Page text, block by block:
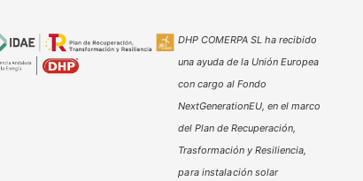
DHP COMERPA SL ha recibido
una ayuda de la Unión Europea
con cargo al Fondo
NextGenerationEU, en el marco
del Plan de Recuperación,
Trasformación y Resiliencia,
para instalación solar